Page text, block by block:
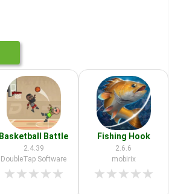
Basketball Battle
2.4.39
DoubleTap Software
★★★★★
Fishing Hook
2.6.6
mobirix
★★★★★